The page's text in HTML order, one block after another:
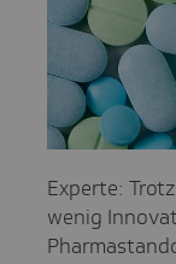
Experte:
wenig